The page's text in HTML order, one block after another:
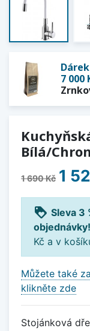
7 000
Bílá/
1 690 Kč 1
loyalty Sleva 3
objednávky!
Kč a v
Můžete také
klikněte zde
Stojánková